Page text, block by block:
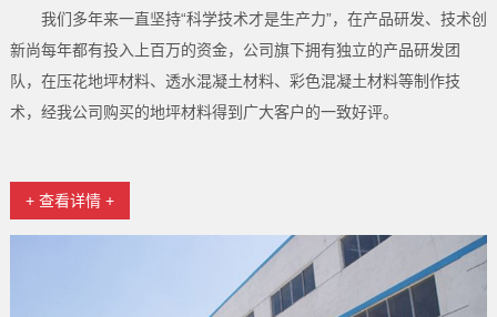
我们多年来一直坚持“科学技术才是生产力”，在产品研发、技术创
新尚每年都有投入上百万的资金，公司旗下拥有独立的产品研发团
队，在压花地坪材料、透水混凝土材料、彩色混凝土材料等制作技
术，经我公司购买的地坪材料得到广大客户的一致好评。
+ 查看详情 +